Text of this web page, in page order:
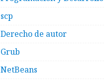
scp
Derecho de autor
Grub
NetBeans